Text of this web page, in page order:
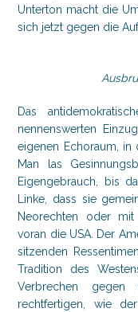
Unterton macht die
sich jetzt gegen die
Das
nennenswerten
eigenen Echoraum,
Man las
Eigengebrauch, bis
Linke, dass sie
Neorechten oder
voran die USA. Der
sitzenden
Tradition des
Verbrechen gegen
rechtfertigen, wie